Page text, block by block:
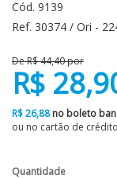
Cód. 9139
Ref. 30374 / Ori -
De R$ 44,40 por
R$
R$ 26,88no boleto
ou no cartão de
Quantidade